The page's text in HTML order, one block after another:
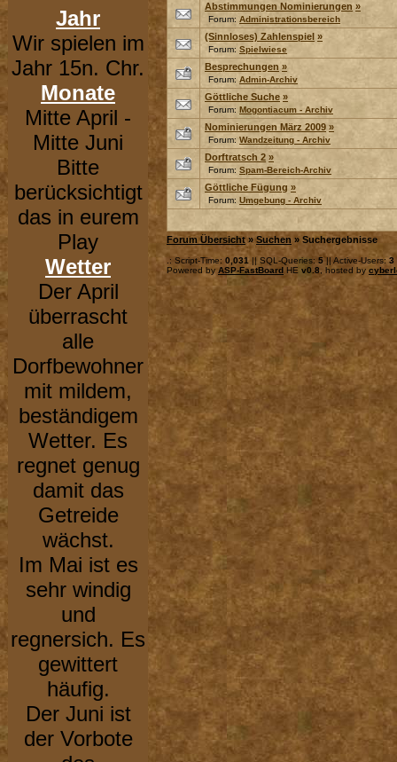
Jahr
Wir spielen im
Jahr 15n. Chr.
Monate
Mitte April -
Mitte Juni
Bitte
berücksichtigt
das in eurem
Play
Wetter
Der April
überrascht
alle
Dorfbewohner
mit mildem,
beständigem
Wetter. Es
regnet genug
damit das
Getreide
wächst.
Im Mai ist es
sehr windig
und
regnersich. Es
gewittert
häufig.
Der Juni ist
der Vorbote
Abstimmungen Nominierungen »
Forum: Administrationsbereich
(Sinnloses) Zahlenspiel »
Forum: Spielwiese
Besprechungen »
Forum: Admin-Archiv
Göttliche Suche »
Forum: Mogontiacum - Archiv
Nominierungen März 2009 »
Forum: Wandzeitung - Archiv
Dorftratsch 2 »
Forum: Spam-Bereich-Archiv
Göttliche Fügung »
Forum: Umgebung - Archiv
Forum Übersicht»Suchen » Suchergebnisse
.: Script-Time: 0,031 || SQL-Queries: 5|| Active-Users:3
Powered by ASP-FastBoard HE v0.8 , hosted by